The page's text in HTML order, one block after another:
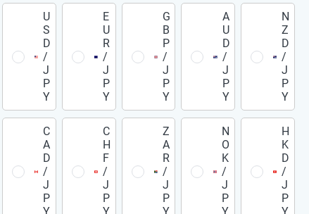
U
S
D
/
J
P
Y
E
U
R
/
J
P
Y
G
B
P
/
J
P
Y
A
U
D
/
J
P
Y
N
Z
D
/
J
P
Y
C
A
D
/
J
P
C
H
F
/
J
P
Z
A
R
/
J
P
N
O
K
/
J
P
H
K
D
/
J
P